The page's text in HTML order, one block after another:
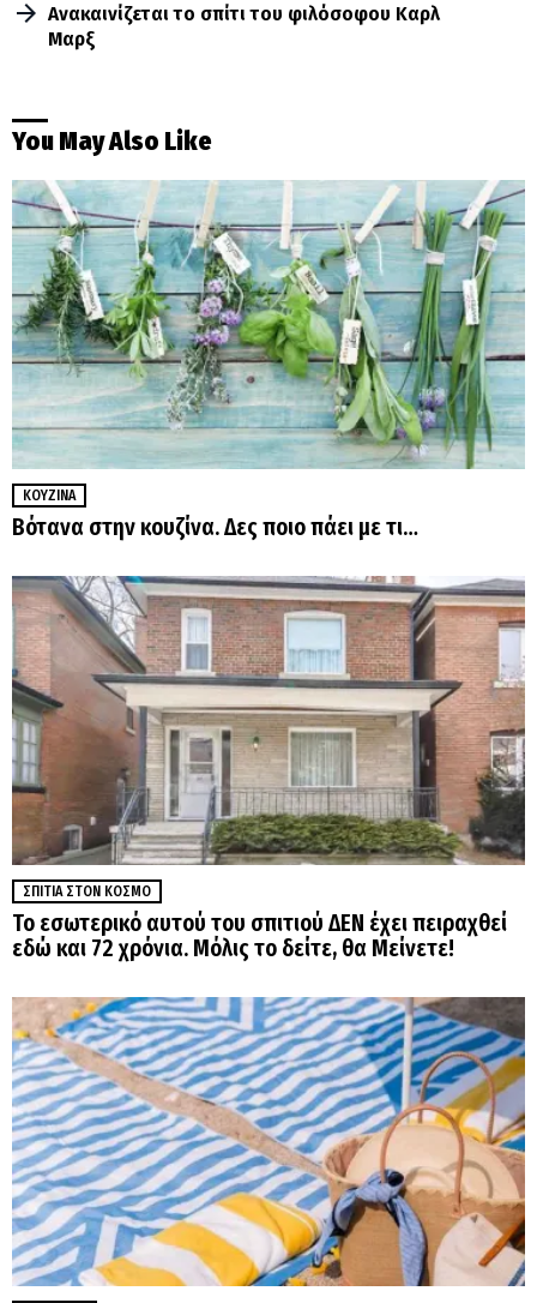
Ανακαινίζεται το σπίτι του φιλόσοφου Καρλ
Μαρξ
You May Also Like
ΚΟΥΖΊΝΑ
Βότανα στην κουζίνα. Δες ποιο πάει με τι…
ΣΠΊΤΙΑ ΣΤΟΝ ΚΌΣΜΟ
Το εσωτερικό αυτού του σπιτιού ΔΕΝ έχει πειραχθεί
εδώ και 72 χρόνια. Μόλις το δείτε, θα Μείνετε!